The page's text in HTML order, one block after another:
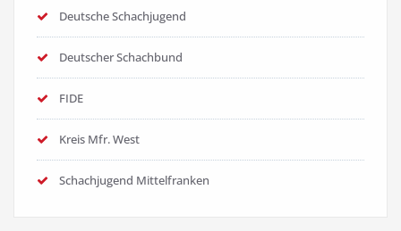
Deutsche Schachjugend
Deutscher Schachbund
FIDE
Kreis Mfr. West
Schachjugend Mittelfranken